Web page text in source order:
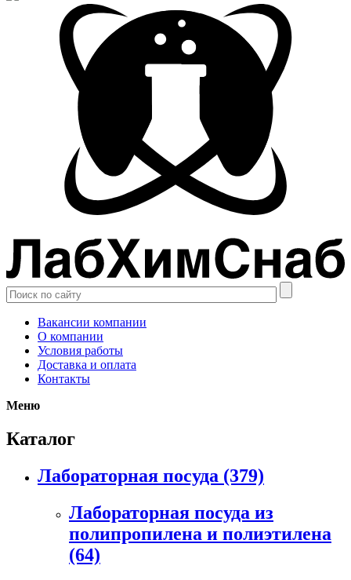
Вакансии компании
О компании
Условия работы
Доставка и оплата
Контакты
Меню
Каталог
Лабораторная посуда (379)
Лабораторная посуда из
полипропилена и полиэтилена
(64)